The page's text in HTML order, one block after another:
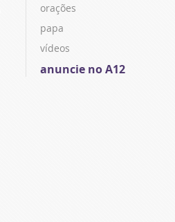
orações
papa
vídeos
anuncie no A12